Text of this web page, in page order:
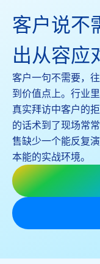
客户说不
出从容应
客户一句不需要，
到价值点上。行业
真实拜访中客户的
的话术到了现场常
售缺少一个能反复
本能的实战环境。